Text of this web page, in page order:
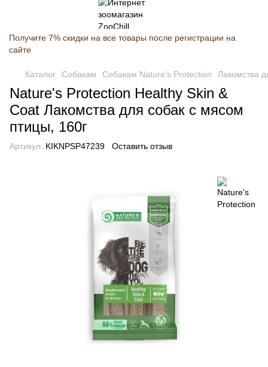
Получите 7% скидки на все товары после регистрации на
сайте
Каталог Собакам Собакам Nature's Protection Лакомства
Nature's Protection Healthy Skin &
Coat Лакомства для собак с мясом
птицы, 160г
Артикул: KIKNPSP47239 Оставить отзыв